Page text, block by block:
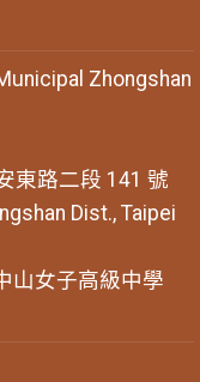
Zhongshan
東路二段 141 號
Dist., Taipei
山女子高級中學